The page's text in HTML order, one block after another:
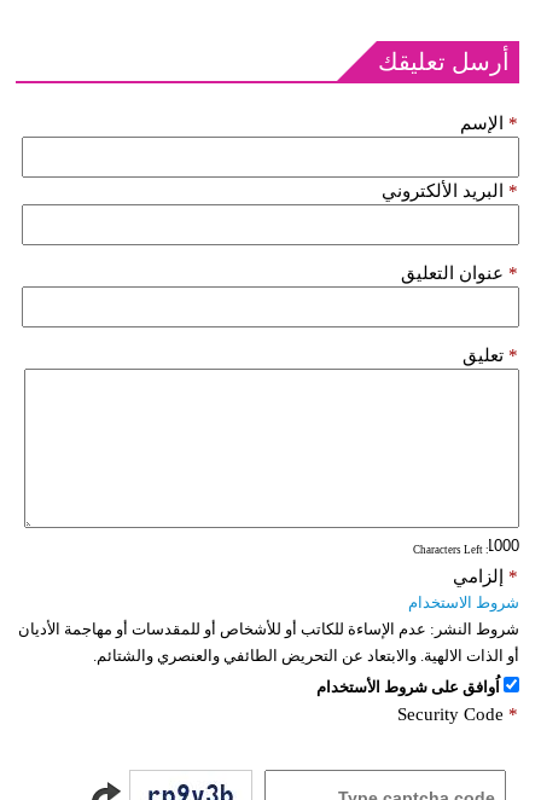
أرسل تعليقك
الإسم *
البريد الألكتروني *
عنوان التعليق *
تعليق *
: Characters Left
إلزامي *
شروط الاستخدام
شروط النشر: عدم الإساءة للكاتب أو للأشخاص أو للمقدسات أو مهاجمة الأديان
أو الذات الالهية. والابتعاد عن التحريض الطائفي والعنصري والشتائم.
اُوافق على شروط الأستخدام
Security Code *